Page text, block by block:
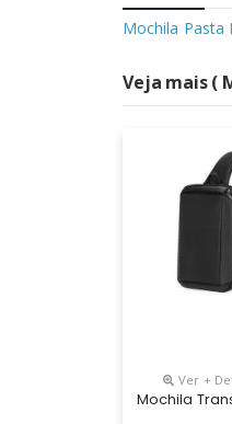
Mochila Pasta
Veja mais (
Ver +
Mochila